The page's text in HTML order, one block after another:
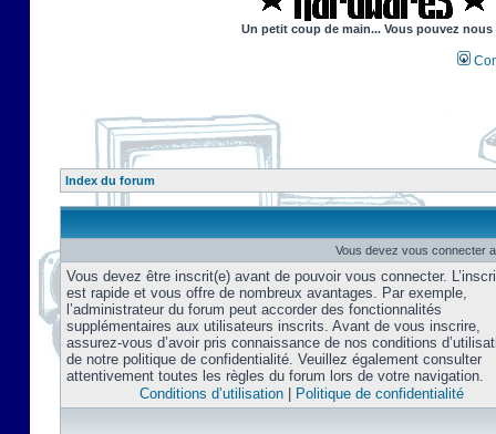
Un petit coup de main... Vous pouvez
Index du forum
Vous devez vous connecter
Vous devez être inscrit(e) avant de pouvoir vous connecter.
est rapide et vous offre de nombreux avantages. Par exemple,
l’administrateur du forum peut accorder des fonctionnalités
supplémentaires aux utilisateurs inscrits. Avant de vous inscrire,
assurez-vous d’avoir pris connaissance de nos conditions
de notre politique de confidentialité. Veuillez également consulter
attentivement toutes les règles du forum lors de votre navigation.
Conditions d’utilisation| Politique de confidentialité